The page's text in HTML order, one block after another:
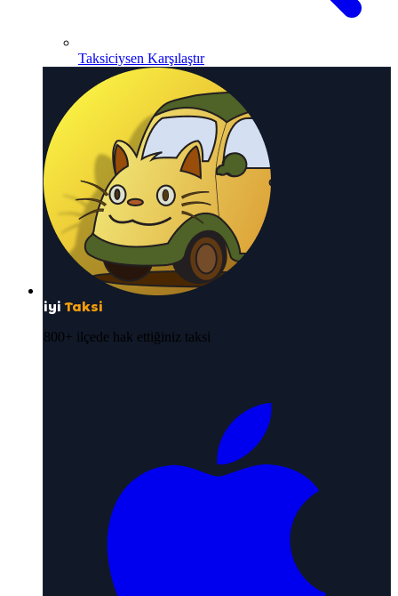
Taksiciysen Karşılaştır
iyi Taksi
800+ ilçede hak ettiğiniz taksi